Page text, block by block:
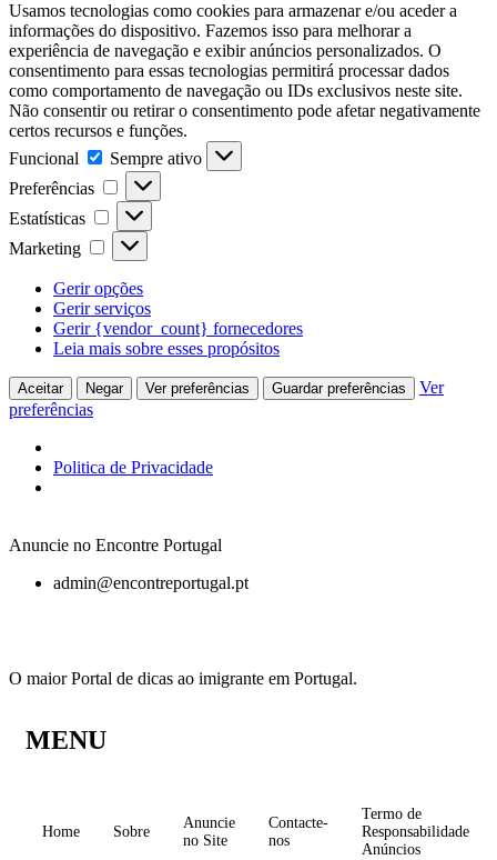
Usamos tecnologias como cookies para armazenar e/ou aceder a
informações do dispositivo. Fazemos isso para melhorar a
experiência de navegação e exibir anúncios personalizados. O
consentimento para essas tecnologias permitirá processar dados
como comportamento de navegação ou IDs exclusivos neste site.
Não consentir ou retirar o consentimento pode afetar negativamente
certos recursos e funções.
Funcional
Sempre ativo
Preferências
Estatísticas
Marketing
Gerir opções
Gerir serviços
Gerir {vendor_count} fornecedores
Leia mais sobre esses propósitos
Aceitar Negar Ver preferências Guardar preferências
Ver
preferências
Politica de Privacidade
Anuncie no Encontre Portugal
admin@encontreportugal.pt
O maior Portal de dicas ao imigrante em Portugal.
MENU
Home Sobre
Anuncie
no Site
Contacte-
nos
Termo de
Responsabilidade
Anúncios